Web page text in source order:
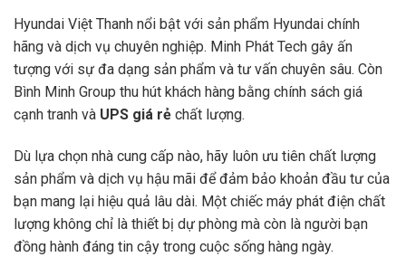
Hyundai Việt Thanh nổi bật với sản phẩm Hyundai chính
hãng và dịch vụ chuyên nghiệp. Minh Phát Tech gây ấn
tượng với sự đa dạng sản phẩm và tư vấn chuyên sâu. Còn
Bình Minh Group thu hút khách hàng bằng chính sách giá
cạnh tranh và UPS giá rẻ chất lượng.
Dù lựa chọn nhà cung cấp nào, hãy luôn ưu tiên chất lượng
sản phẩm và dịch vụ hậu mãi để đảm bảo khoản đầu tư của
bạn mang lại hiệu quả lâu dài. Một chiếc máy phát điện chất
lượng không chỉ là thiết bị dự phòng mà còn là người bạn
đồng hành đáng tin cậy trong cuộc sống hàng ngày.